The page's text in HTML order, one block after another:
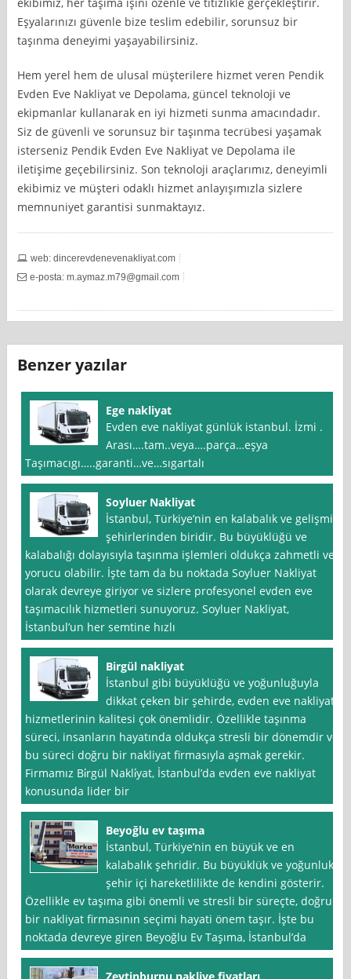
Eşyalarınızı güvenle bize teslim edebilir, sorunsuz bir
taşınma deneyimi yaşayabilirsiniz.
Hem yerel hem de ulusal müşterilere hizmet veren Pendik
Evden Eve Nakliyat ve Depolama, güncel teknoloji ve
ekipmanlar kullanarak en iyi hizmeti sunma amacındadır.
Siz de güvenli ve sorunsuz bir taşınma tecrübesi yaşamak
isterseniz Pendik Evden Eve Nakliyat ve Depolama ile
iletişime geçebilirsiniz. Son teknoloji araçlarımız, deneyimli
ekibimiz ve müşteri odaklı hizmet anlayışımızla sizlere
memnuniyet garantisi sunmaktayız.
web: dincerevdenevenakliyat.com
e-posta:m.aymaz.m79@gmail.com
Benzer yazılar
Ege nakliyat
Evden eve nakliyat günlük istanbul. İzmi .
Arası….tam..veya….parça…eşya
Taşımacıgı…..garanti…ve…sıgartalı
Soyluer Nakliyat
İstanbul, Türkiye’nin en kalabalık ve gelişmiş
şehirlerinden biridir. Bu büyüklüğü ve
kalabalığı dolayısıyla taşınma işlemleri oldukça zahmetli ve
yorucu olabilir. İşte tam da bu noktada Soyluer Nakliyat
olarak devreye giriyor ve sizlere profesyonel evden eve
taşımacılık hizmetleri sunuyoruz. Soyluer Nakliyat,
İstanbul’un her semtine hızlı
Birgül nakliyat
İstanbul gibi büyüklüğü ve yoğunluğuyla
dikkat çeken bir şehirde, evden eve nakliyat
hizmetlerinin kalitesi çok önemlidir. Özellikle taşınma
süreci, insanların hayatında oldukça stresli bir dönemdir ve
bu süreci doğru bir nakliyat firmasıyla aşmak gerekir.
Firmamız Bi̇rgül Nakli̇yat, İstanbul’da evden eve nakliyat
konusunda lider bir
Beyoğlu ev taşıma
İstanbul, Türkiye’nin en büyük ve en
kalabalık şehridir. Bu büyüklük ve yoğunluk,
şehir içi hareketlilikte de kendini gösterir.
Özellikle ev taşıma gibi önemli ve stresli bir süreçte, doğru
bir nakliyat firmasının seçimi hayati önem taşır. İşte bu
noktada devreye giren Beyoğlu Ev Taşıma, İstanbul’da